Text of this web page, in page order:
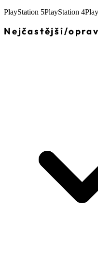
PlayStation 5PlayStation 4
Nejčastější/